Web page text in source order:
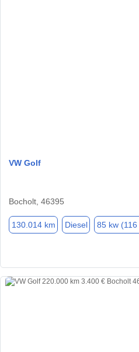
VW Golf
Bocholt, 46395
130.014 km Diesel 85 kw (116